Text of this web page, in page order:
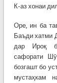
К-аз хонаи
Оре, ин ба
Баъди хатми
дар Ироқ
сафорати
бозгашт бо
мустаҳкам